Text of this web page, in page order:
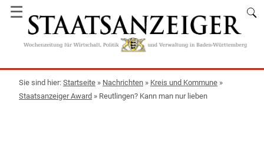
☰
Startseite » Nachrichten » Kreis und Kommune »
Staatsanzeiger Award » Reutlingen? Kann man nur lieben